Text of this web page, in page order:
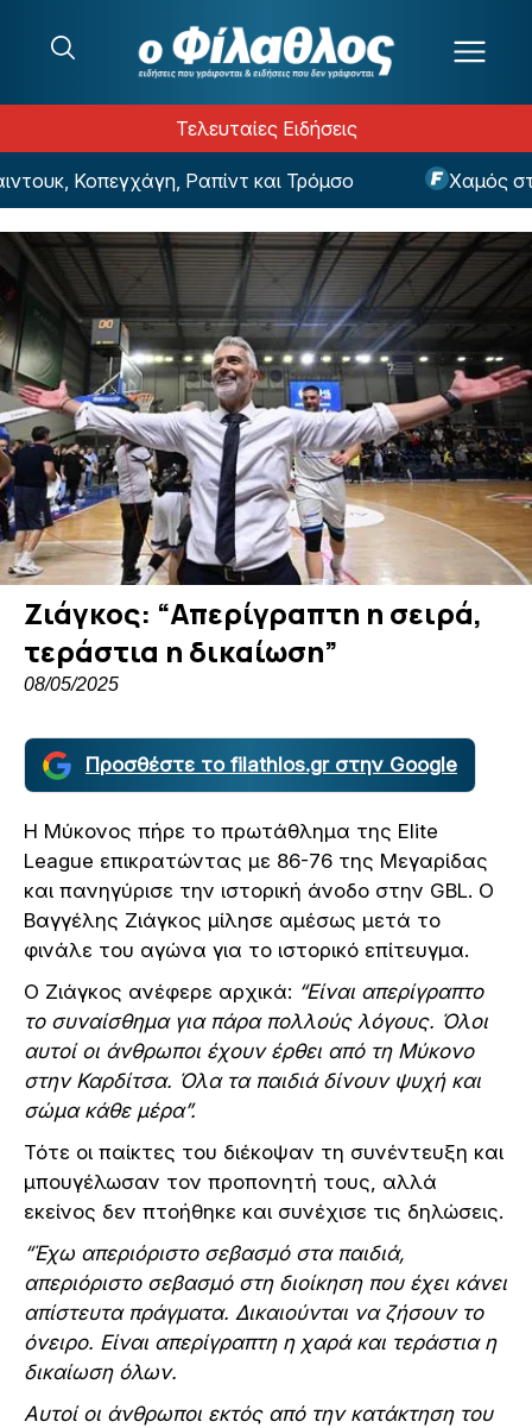
Τελευταίες Ειδήσεις
Κοπεγχάγη, Ραπίντ και Τρόμσο Χαμός
Ζιάγκος: “Απερίγραπτη η σειρά,
τεράστια η δικαίωση”
08/05/2025
Προσθέστε το filathlos.gr στην Google
Η Μύκονος πήρε το πρωτάθλημα της Elite
League επικρατώντας με 86-76 της Μεγαρίδας
και πανηγύρισε την ιστορική άνοδο στην GBL. Ο
Βαγγέλης Ζιάγκος μίλησε αμέσως μετά το
φινάλε του αγώνα για το ιστορικό επίτευγμα.
Ο Ζιάγκος ανέφερε αρχικά: “Είναι απερίγραπτο
το συναίσθημα για πάρα πολλούς λόγους. Όλοι
αυτοί οι άνθρωποι έχουν έρθει από τη Μύκονο
στην Καρδίτσα. Όλα τα παιδιά δίνουν ψυχή και
σώμα κάθε μέρα”.
Τότε οι παίκτες του διέκοψαν τη συνέντευξη και
μπουγέλωσαν τον προπονητή τους, αλλά
εκείνος δεν πτοήθηκε και συνέχισε τις δηλώσεις.
“Έχω απεριόριστο σεβασμό στα παιδιά,
απεριόριστο σεβασμό στη διοίκηση που έχει κάνει
απίστευτα πράγματα. Δικαιούνται να ζήσουν το
όνειρο. Είναι απερίγραπτη η χαρά και τεράστια η
δικαίωση όλων.
Αυτοί οι άνθρωποι εκτός από την κατάκτηση του